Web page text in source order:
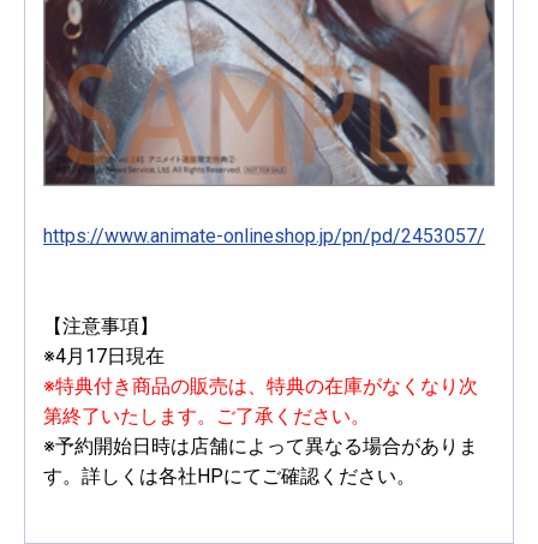
https://www.animate-onlineshop.jp/pn/pd/2453057/
【注意事項】
※4月17日現在
※特典付き商品の販売は、特典の在庫がなくなり次
第終了いたします。ご了承ください。
※予約開始日時は店舗によって異なる場合がありま
す。詳しくは各社HPにてご確認ください。